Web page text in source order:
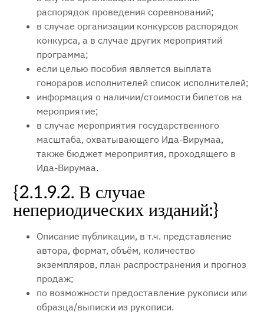
распорядок проведения соревнований;
в случае организации конкурсов распорядок
конкурса, а в случае других мероприятий
программа;
если целью пособия является выплата
гонораров исполнителей список исполнителей;
информация о наличии/стоимости билетов на
мероприятие;
в случае мероприятия государственного
масштаба, охватывающего Ида-Вирумаа,
также бюджет мероприятия, проходящего в
Ида-Вирумаа.
{2.1.9.2. В случае
непериодических изданий:}
Описание публикации, в т.ч. представление
автора, формат, объём, количество
экземпляров, план распространения и прогноз
продаж;
по возможности предоставление рукописи или
образца/выписки из рукописи.